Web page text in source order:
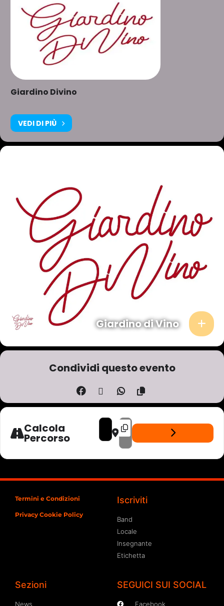
Giardino Divino
VEDI DI PIÙ
Giardino di Vino
Condividi questo evento
Calcola
Percorso
ADDRESS - LUCIFEROS - LIVE GIARDINO
DESTINATION ADDRESS -
Termini e Condizioni
Privacy Cookie Policy
Iscriviti
Band
Locale
Insegnante
Etichetta
Sezioni
News
SEGUICI SUI SOCIAL
Facebook